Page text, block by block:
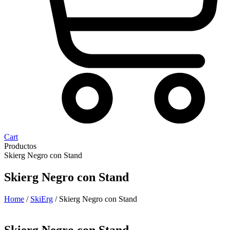
Cart
Productos
Skierg Negro con Stand
Skierg Negro con Stand
Home / SkiErg / Skierg Negro con Stand